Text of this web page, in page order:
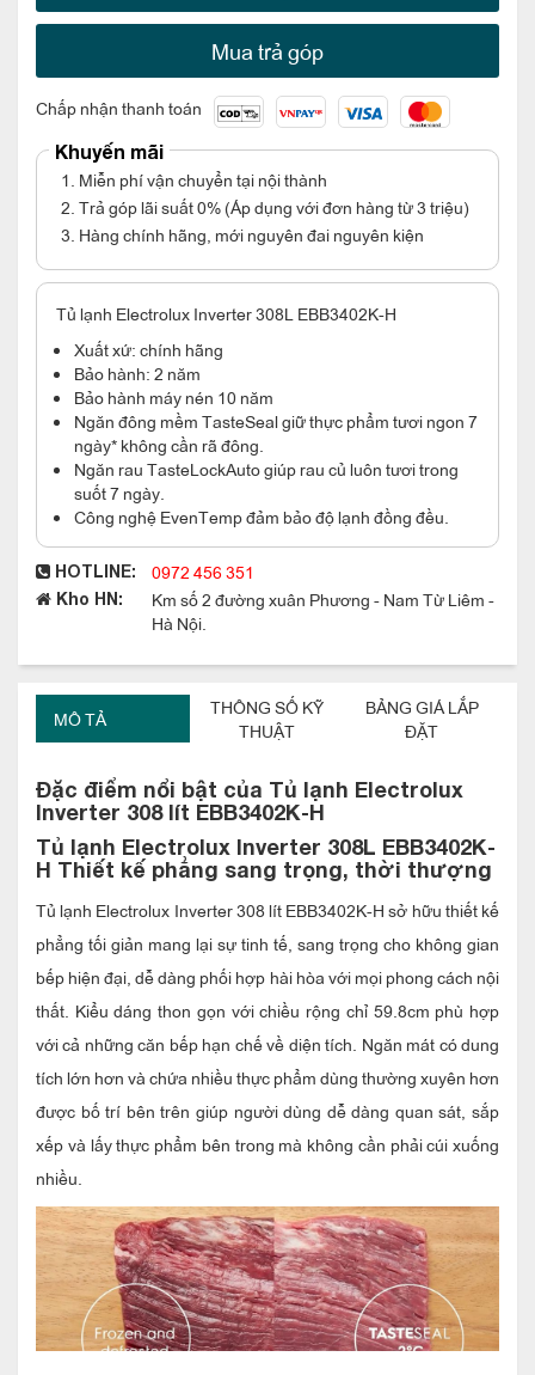
Mua trả góp
Chấp nhận thanh toán
Khuyến mãi
1. Miễn phí vận chuyển tại nội thành
2. Trả góp lãi suất 0% (Áp dụng với đơn hàng từ 3 triệu)
3. Hàng chính hãng, mới nguyên đai nguyên kiện
Tủ lạnh Electrolux Inverter 308L EBB3402K-H
Xuất xứ: chính hãng
Bảo hành: 2 năm
Bảo hành máy nén 10 năm
Ngăn đông mềm TasteSeal giữ thực phẩm tươi ngon 7
ngày* không cần rã đông.
Ngăn rau TasteLockAuto giúp rau củ luôn tươi trong
suốt 7 ngày.
Công nghệ EvenTemp đảm bảo độ lạnh đồng đều.
HOTLINE: 0972 456 351
Kho HN:
Km số 2 đường xuân Phương - Nam Từ Liêm -
Hà Nội.
MÔ TẢ
THÔNG SỐ KỸ
THUẬT
BẢNG GIÁ LẮP
ĐẶT
Đặc điểm nổi bật của Tủ lạnh Electrolux
Inverter 308 lít EBB3402K-H
Tủ lạnh Electrolux Inverter 308L EBB3402K-
H Thiết kế phẳng sang trọng, thời thượng
Tủ lạnh Electrolux Inverter 308 lít EBB3402K-H sở hữu thiết kế
phẳng tối giản mang lại sự tinh tế, sang trọng cho không gian
bếp hiện đại, dễ dàng phối hợp hài hòa với mọi phong cách nội
thất. Kiểu dáng thon gọn với chiều rộng chỉ 59.8cm phù hợp
với cả những căn bếp hạn chế về diện tích. Ngăn mát có dung
tích lớn hơn và chứa nhiều thực phẩm dùng thường xuyên hơn
được bố trí bên trên giúp người dùng dễ dàng quan sát, sắp
xếp và lấy thực phẩm bên trong mà không cần phải cúi xuống
nhiều.